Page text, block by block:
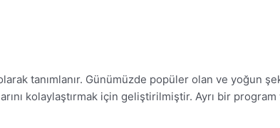
tanımlanır. Günümüzde popüler olan ve yoğun
kolaylaştırmak için geliştirilmiştir. Ayrı bir